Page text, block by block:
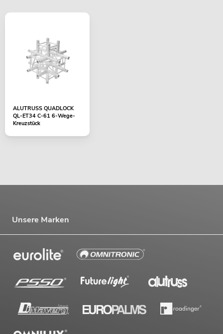
ALUTRUSS QUADLOCK
QL-ET34 C-61 6-Wege-
Kreuzstück
Unsere Marken